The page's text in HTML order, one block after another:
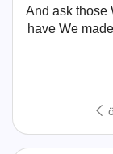
And ask those
have We